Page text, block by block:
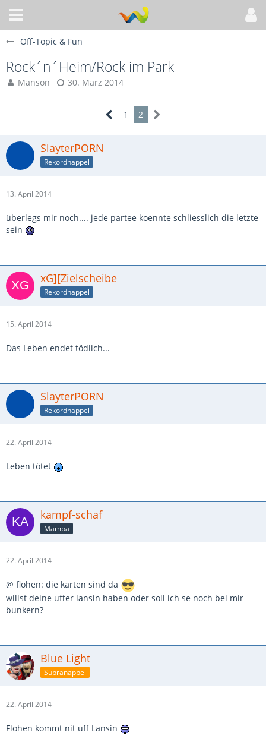
Off-Topic & Fun
Rock´n´Heim/Rock im Park
Manson 30. März 2014
1 2
SlayterPORN
Rekordnappel
13. April 2014
überlegs mir noch.... jede partee koennte schliesslich die letzte
sein
xG][Zielscheibe
Rekordnappel
15. April 2014
Das Leben endet tödlich...
SlayterPORN
Rekordnappel
22. April 2014
Leben tötet
kampf-schaf
Mamba
22. April 2014
@ flohen: die karten sind da
willst deine uffer lansin haben oder soll ich se noch bei mir
bunkern?
Blue Light
Supranappel
22. April 2014
Flohen kommt nit uff Lansin